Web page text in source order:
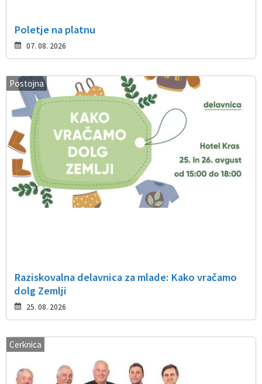
Poletje na platnu
07. 08. 2026
Postojna
Raziskovalna delavnica za mlade: Kako vračamo
dolg Zemlji
25. 08. 2026
Cerknica